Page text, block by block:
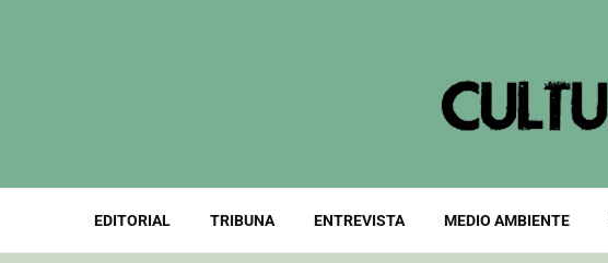
EDITORIAL TRIBUNA ENTREVISTA MEDIO AMBIENTE